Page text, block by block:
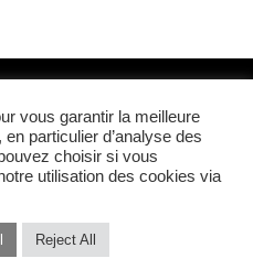
CONTACT
vous garantir la meilleure
particulier d’analyse des
choisir si vous
utilisation des cookies via
Reject All